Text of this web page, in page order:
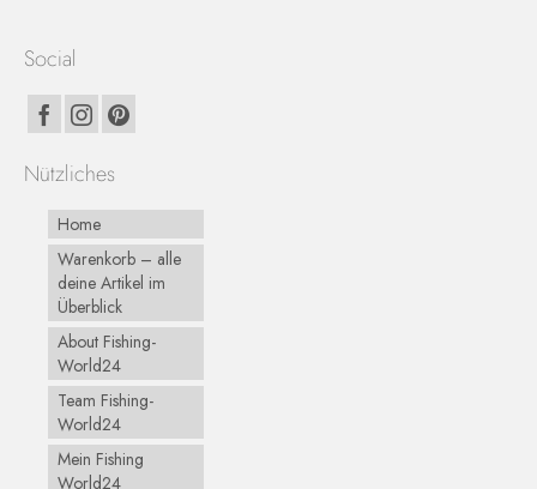
Social
Nützliches
Home
Warenkorb – alle
deine Artikel im
Überblick
About Fishing-
World24
Team Fishing-
World24
Mein Fishing
World24